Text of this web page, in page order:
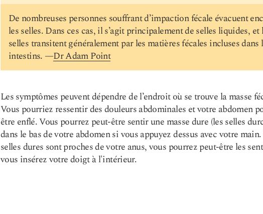
De nombreuses personnes souffrant d’impaction fécale évacuent
les selles. Dans ces cas, il s’agit principalement de selles liquides, et
selles transitent généralement par les matières fécales incluses dans
intestins. —Dr Adam Point
Les symptômes peuvent dépendre de l’endroit où se trouve la masse
Vous pourriez ressentir des douleurs abdominales et votre abdomen
être enflé. Vous pourrez peut-être sentir une masse dure (les selles
dans le bas de votre abdomen si vous appuyez dessus avec votre
selles dures sont proches de votre anus, vous pourrez peut-être les
vous insérez votre doigt à l'intérieur.